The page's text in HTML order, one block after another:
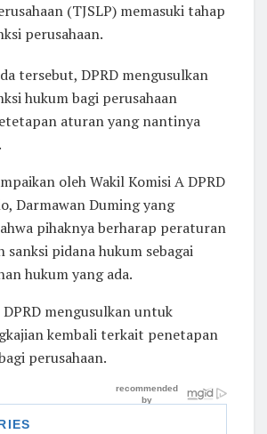
(TJSLP) memasuki tahap
perusahaan.
tersebut, DPRD mengusulkan
hukum bagi perusahaan
aturan yang nantinya
oleh Wakil Komisi A DPRD
Darmawan Duming yang
pihaknya berharap peraturan
sanksi pidana hukum sebagai
hukum yang ada.
mengusulkan untuk
kembali terkait penetapan
perusahaan.